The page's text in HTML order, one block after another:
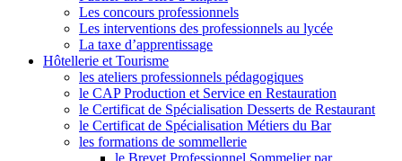
Les concours professionnels
Les interventions des professionnels au lycée
La taxe d’apprentissage
Hôtellerie et Tourisme
les ateliers professionnels pédagogiques
le CAP Production et Service en Restauration
le Certificat de Spécialisation Desserts de Restaurant
le Certificat de Spécialisation Métiers du Bar
les formations de sommellerie
le Brevet Professionnel Sommelier par